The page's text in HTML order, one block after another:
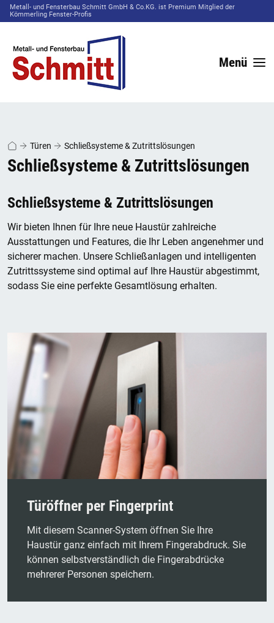
Metall- und Fensterbau Schmitt GmbH & Co.KG. ist Premium Mitglied der
Kömmerling Fenster-Profis
Menü
Türen Schließsysteme & Zutrittslösungen
Schließsysteme & Zutrittslösungen
Schließsysteme & Zutrittslösungen
Wir bieten Ihnen für Ihre neue Haustür zahlreiche
Ausstattungen und Features, die Ihr Leben angenehmer und
sicherer machen. Unsere Schließanlagen und intelligenten
Zutrittssysteme sind optimal auf Ihre Haustür abgestimmt,
sodass Sie eine perfekte Gesamtlösung erhalten.
Türöffner per Fingerprint
Mit diesem Scanner-System öffnen Sie Ihre
Haustür ganz einfach mit Ihrem Fingerabdruck. Sie
können selbstverständlich die Fingerabdrücke
mehrerer Personen speichern.